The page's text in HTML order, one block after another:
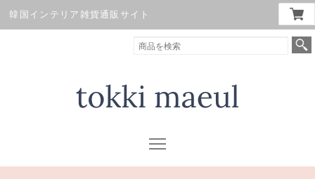
韓国インテリア雑貨通販サイト